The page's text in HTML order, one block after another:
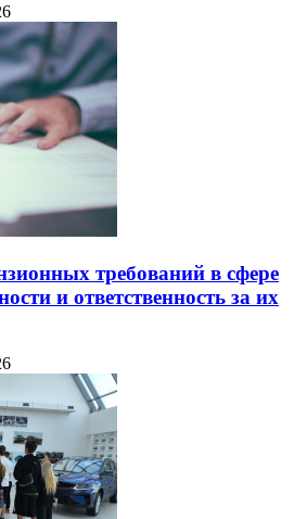
требований в сфере
и ответственность за их